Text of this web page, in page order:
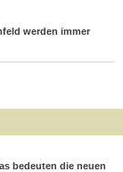
werden immer
bedeuten die neuen